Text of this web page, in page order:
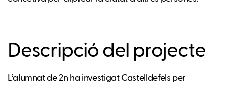
Descripció del projecte
L’alumnat de 2n ha investigat Castelldefels per